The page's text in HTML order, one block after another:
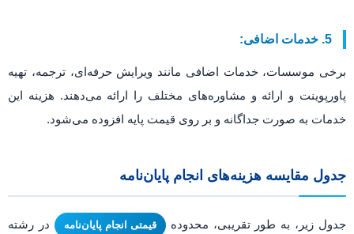
5. خدمات اضافی:
برخی موسسات، خدمات اضافی مانند ویرایش حرفه‌ای، ترجمه، تهیه
پاورپوینت و ارائه و مشاوره‌های مختلف را ارائه می‌دهند. هزینه این
خدمات به صورت جداگانه و بر روی قیمت پایه افزوده می‌شود.
جدول مقایسه هزینه‌های انجام پایان‌نامه
جدول زیر، به طور تقریبی، محدوده قیمتی انجام پایان‌نامه
در رشته